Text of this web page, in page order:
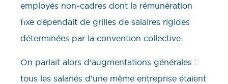
employés non-cadres dont la rémunération
fixe dépendait de grilles de salaires rigides
déterminées par la convention collective.
On parlait alors d’augmentations générales :
tous les salariés d’une même entreprise étaient